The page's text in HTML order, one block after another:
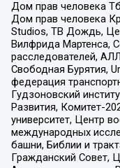
Дом прав человека
Дом прав человека
Studios, ТВ Дождь,
Вилфрида Мартенса,
расследователей,
Свободная Бурятия,
федерация
Гудзоновский
Развития, Комитет-
университет, Центр
международных
башни, Библии и
Гражданский Совет,